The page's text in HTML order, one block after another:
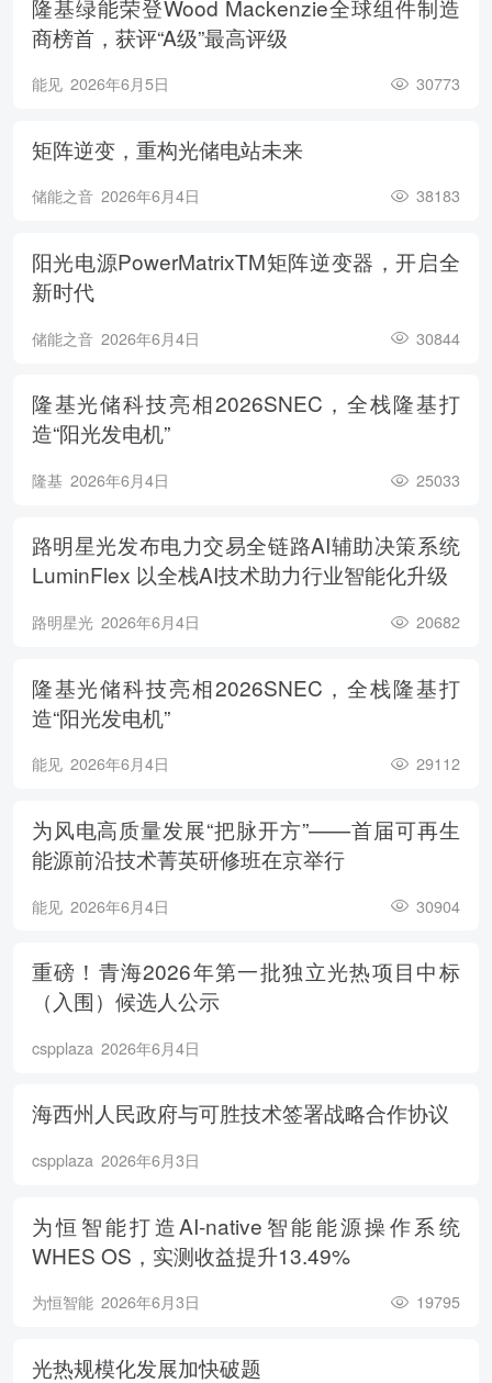
隆基绿能荣登Wood Mackenzie全球组件制造
商榜首，获评“A级”最高评级
能见 2026年6月5日 30773
矩阵逆变，重构光储电站未来
储能之音 2026年6月4日 38183
阳光电源PowerMatrixTM矩阵逆变器，开启全
新时代
储能之音 2026年6月4日 30844
隆基光储科技亮相2026SNEC，全栈隆基打
造“阳光发电机”
隆基 2026年6月4日 25033
路明星光发布电力交易全链路AI辅助决策系统
LuminFlex 以全栈AI技术助力行业智能化升级
路明星光 2026年6月4日 20682
隆基光储科技亮相2026SNEC，全栈隆基打
造“阳光发电机”
能见 2026年6月4日 29112
为风电高质量发展“把脉开方”——首届可再生
能源前沿技术菁英研修班在京举行
能见 2026年6月4日 30904
重磅！青海2026年第一批独立光热项目中标
（入围）候选人公示
cspplaza 2026年6月4日
海西州人民政府与可胜技术签署战略合作协议
cspplaza 2026年6月3日
为恒智能打造AI-native智能能源操作系统
WHES OS，实测收益提升13.49%
为恒智能 2026年6月3日 19795
光热规模化发展加快破题